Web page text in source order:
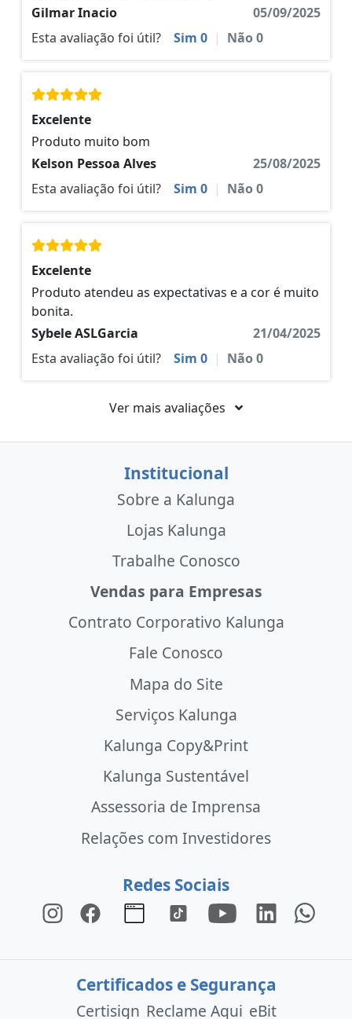
Gilmar Inacio
05/09/2025
Esta avaliação foi útil?
Sim 0 | Não0
Excelente
Produto muito bom
Kelson Pessoa Alves
25/08/2025
Esta avaliação foi útil?
Sim 0 | Não0
Excelente
Produto atendeu as expectativas e a cor é muito
bonita.
Sybele ASLGarcia
21/04/2025
Esta avaliação foi útil?
Sim 0 | Não0
Ver mais avaliações
Institucional
Sobre a Kalunga
Lojas Kalunga
Trabalhe Conosco
Vendas para Empresas
Contrato Corporativo Kalunga
Fale Conosco
Mapa do Site
Serviços Kalunga
Kalunga Copy&Print
Kalunga Sustentável
Assessoria de Imprensa
Relações com Investidores
Redes Sociais
Certificados e Segurança
Certisign Reclame Aqui eBit